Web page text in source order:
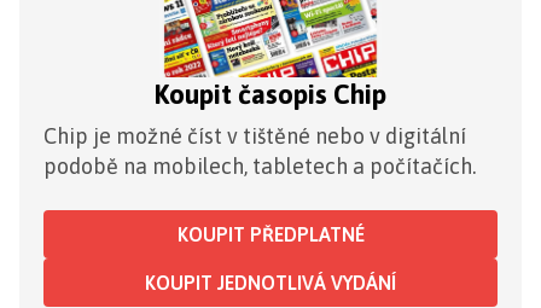
Koupit časopis Chip
Chip je možné číst v tištěné nebo v digitální
podobě na mobilech, tabletech a počítačích.
KOUPIT PŘEDPLATNÉ
KOUPIT JEDNOTLIVÁ VYDÁNÍ